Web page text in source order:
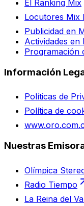
El Ranking Mix
Locutores Mix
Publicidad en
Actividades en
Programación
Información
Políticas de
Política de
Nuestras
Olímpica
Radio Tiempo
La Reina del